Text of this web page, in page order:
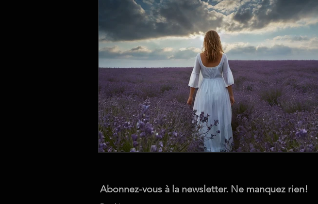
Abonnez-vous à la newsletter. Ne manquez rien!